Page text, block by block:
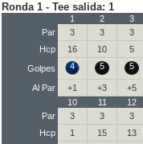
Ronda 1 - Tee salida: 1
1 2 3
Par
3 3 3
Hcp
16 10 5
Golpes
4 5 5
Al Par +1 +3 +5
10
11 12
Par
3 3 3
Hcp
1 15 13